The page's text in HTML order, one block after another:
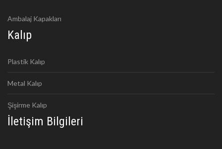
Ambalaj Kapakları
Kalıp
Plastik Kalıp
Metal Kalıp
Şişirme Kalıp
İletişim Bilgileri